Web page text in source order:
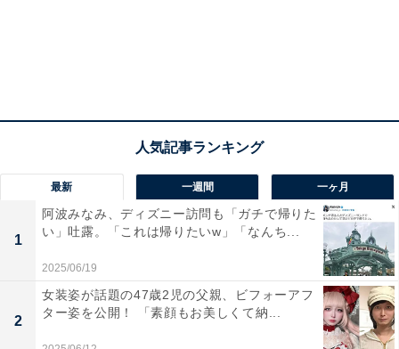
最新 一週間 一ヶ月
1
阿波みなみ、ディズニー訪問も「ガチで帰りた
い」吐露。「これは帰りたいw」「なんち...
2025/06/19
2
女装姿が話題の47歳2児の父親、ビフォーアフ
ター姿を公開！ 「素顔もお美しくて納...